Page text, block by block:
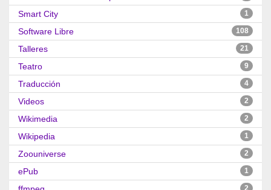
Smart City 1
Software Libre 108
Talleres 21
Teatro 9
Traducción 4
Videos 2
Wikimedia 2
Wikipedia 1
Zoouniverse 2
ePub 1
2